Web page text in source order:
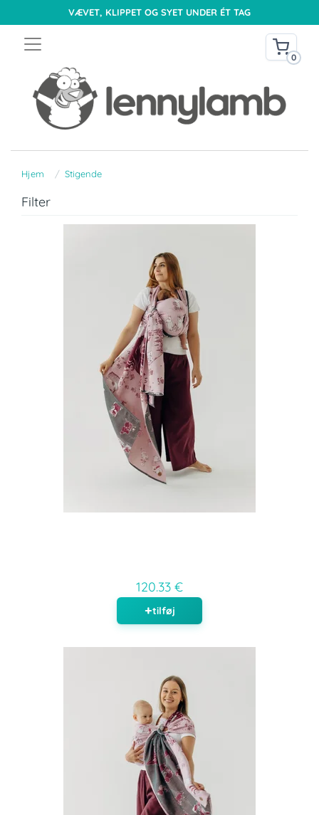
VÆVET, KLIPPET OG SYET UNDER ÉT TAG
0
Hjem Stigende
Filter
120.33 €
tilføj